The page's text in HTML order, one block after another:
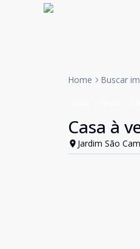
Home Buscar
Casa à
Jardim São